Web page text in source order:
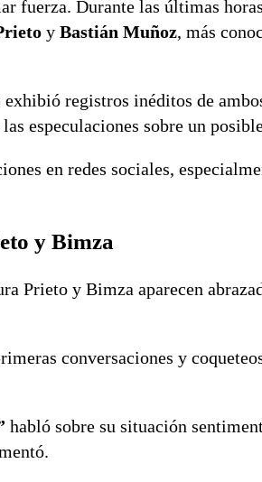
fuerza. Durante las últimas
y Bastián Muñoz, más
exhibió registros inéditos de
especulaciones sobre un
en redes sociales,
y Bimza
Prieto y Bimza aparecen
conversaciones y
habló sobre su situación